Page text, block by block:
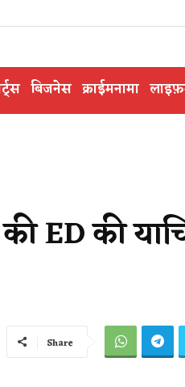
बिजनेस क्राईमनामा
ED की
Share